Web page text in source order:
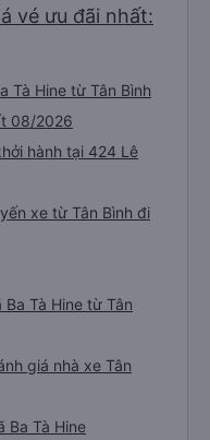
vé ưu đãi nhất:
Tà Hine từ Tân Bình
08/2026
hành tại 424 Lê
xe từ Tân Bình đi
Tà Hine từ Tân
giá nhà xe Tân
Ba Tà Hine